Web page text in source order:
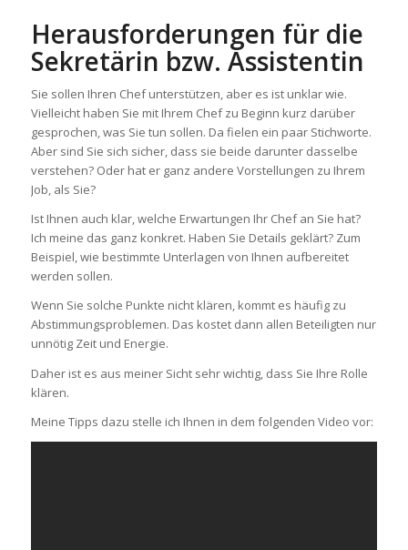
Herausforderungen für die
Sekretärin bzw. Assistentin
Sie sollen Ihren Chef unterstützen, aber es ist unklar wie.
Vielleicht haben Sie mit Ihrem Chef zu Beginn kurz darüber
gesprochen, was Sie tun sollen. Da fielen ein paar Stichworte.
Aber sind Sie sich sicher, dass sie beide darunter dasselbe
verstehen? Oder hat er ganz andere Vorstellungen zu Ihrem
Job, als Sie?
Ist Ihnen auch klar, welche Erwartungen Ihr Chef an Sie hat?
Ich meine das ganz konkret. Haben Sie Details geklärt? Zum
Beispiel, wie bestimmte Unterlagen von Ihnen aufbereitet
werden sollen.
Wenn Sie solche Punkte nicht klären, kommt es häufig zu
Abstimmungsproblemen. Das kostet dann allen Beteiligten nur
unnötig Zeit und Energie.
Daher ist es aus meiner Sicht sehr wichtig, dass Sie Ihre Rolle
klären.
Meine Tipps dazu stelle ich Ihnen in dem folgenden Video vor: